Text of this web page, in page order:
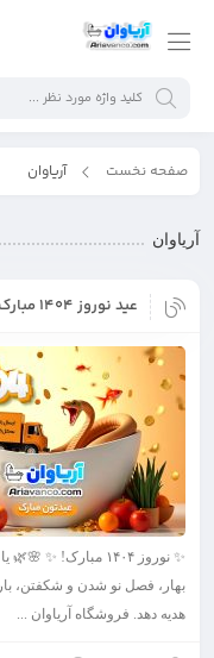
صفحه نخست آریاوان
آریاوان
عید نوروز 1404 مبارک باد
✨ نوروز ۱۴۰۴ مبارک!
بهار، فصل نو شدن و شکفتن، بار
هدیه دهد. فروشگاه آریاوان ...